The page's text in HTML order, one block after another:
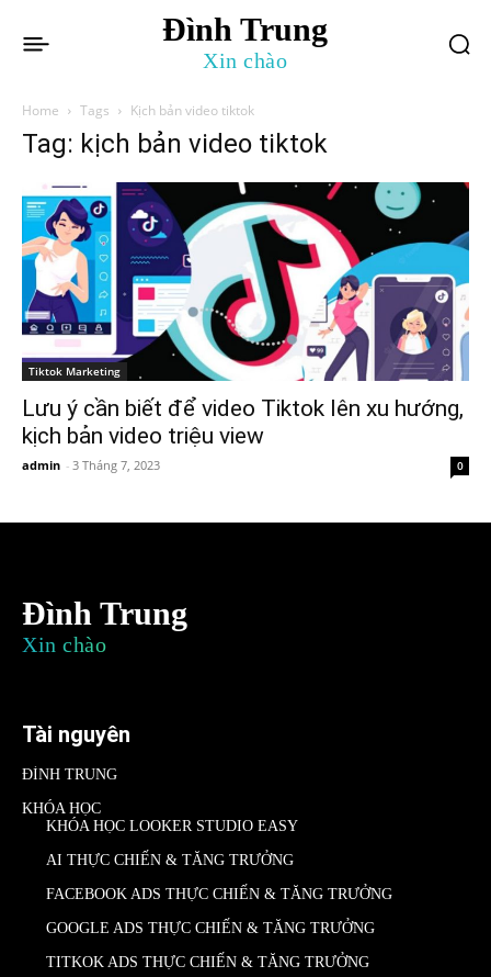
Đình Trung
Xin chào
Home Tags Kịch bản video tiktok
Tag: kịch bản video tiktok
Tiktok Marketing
Lưu ý cần biết để video Tiktok lên xu hướng,
kịch bản video triệu view
admin - 3 Tháng 7, 2023 0
Đình Trung
Xin chào
Tài nguyên
ĐÌNH TRUNG
KHÓA HỌC
KHÓA HỌC LOOKER STUDIO EASY
AI THỰC CHIẾN & TĂNG TRƯỞNG
FACEBOOK ADS THỰC CHIẾN & TĂNG TRƯỞNG
GOOGLE ADS THỰC CHIẾN & TĂNG TRƯỞNG
TITKOK ADS THỰC CHIẾN & TĂNG TRƯỞNG